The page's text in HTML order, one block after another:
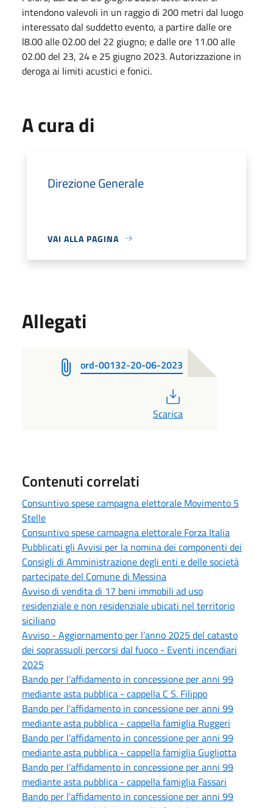
intendono valevoli in un raggio di 200 metri dal luogo
interessato dal suddetto evento, a partire dalle ore
l8.00 alle 02.00 del 22 giugno; e dalle ore 11.00 alle
02.00 del 23, 24 e 25 giugno 2023. Autorizzazione in
deroga ai limiti acustici e fonici.
A cura di
Direzione Generale
VAI ALLA PAGINA
Allegati
ord-00132-20-06-2023
Scarica
Contenuti correlati
Consuntivo spese campagna elettorale Movimento 5
Stelle
Consuntivo spese campagna elettorale Forza Italia
Pubblicati gli Avvisi per la nomina dei componenti dei
Consigli di Amministrazione degli enti e delle società
partecipate del Comune di Messina
Avviso di vendita di 17 beni immobili ad uso
residenziale e non residenziale ubicati nel territorio
siciliano
Avviso - Aggiornamento per l’anno 2025 del catasto
dei soprassuoli percorsi dal fuoco - Eventi incendiari
2025
Bando per l’affidamento in concessione per anni 99
mediante asta pubblica - cappella C S. Filippo
Bando per l’affidamento in concessione per anni 99
mediante asta pubblica - cappella famiglia Ruggeri
Bando per l’affidamento in concessione per anni 99
mediante asta pubblica - cappella famiglia Gugliotta
Bando per l’affidamento in concessione per anni 99
mediante asta pubblica - cappella famiglia Fassari
Bando per l’affidamento in concessione per anni 99